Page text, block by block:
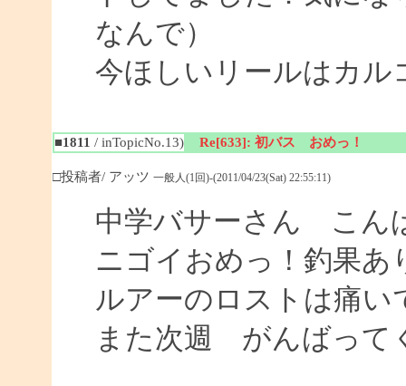
なんで）
今ほしいリールはカル
■1811 / inTopicNo.13) Re[633]: 初バス おめっ！
□投稿者/ アッツ 一般人(1回)-(2011/04/23(Sat) 22:55:11)
中学バサーさん こん
ニゴイおめっ！釣果あ
ルアーのロストは痛い
また次週 がんばって